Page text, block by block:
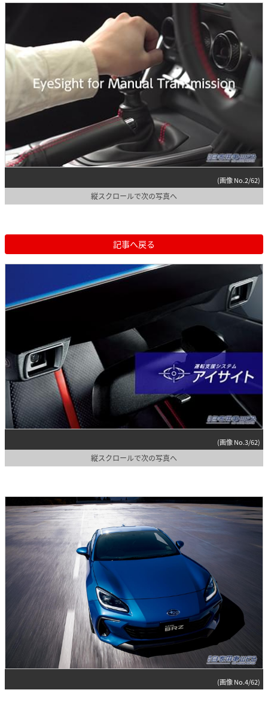
(画像 No.2/62)
縦スクロールで次の写真へ
記事へ戻る
(画像 No.3/62)
縦スクロールで次の写真へ
(画像 No.4/62)